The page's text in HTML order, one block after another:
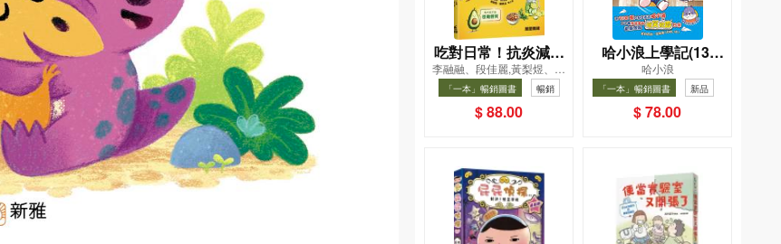
吃對日常！抗炎減糖
飲食法
李融融、段佳麗,黃梨煜、顧
凱辰
「一本」暢銷圖書 暢銷
$ 88.00
哈小浪上學記(13)
——逃出神奇博物館
哈小浪
「一本」暢銷圖書
新品
暢銷
$ 78.00